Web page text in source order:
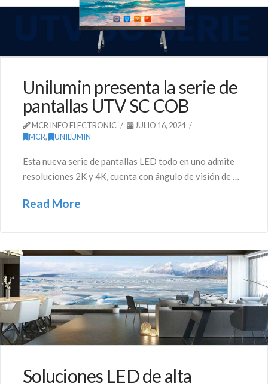
Unilumin presenta la serie de
pantallas UTV SC COB
MCR INFO ELECTRONIC
JULIO 16, 2024
MCR, UNILUMIN
Esta nueva serie de pantallas LED todo en uno admite
resoluciones 2K y 4K, cuenta con ángulo de visión de …
Read More
Soluciones LED de alta